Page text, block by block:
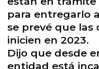
para entregarlo
se prevé que las
inicien en 2023.
Dijo que desde
entidad está